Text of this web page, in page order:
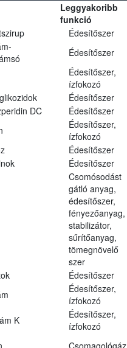
Leggyakoribb
funkció
Édesítőszer
Édesítőszer
Édesítőszer,
ízfokozó
Édesítőszer
DC
Édesítőszer
Édesítőszer,
ízfokozó
Édesítőszer
Édesítőszer
Csomósodást
gátló anyag,
édesítőszer,
fényezőanyag,
stabilizátor,
sűrítőanyag,
tömegnövelő
szer
Édesítőszer
Édesítőszer,
ízfokozó
K
Édesítőszer,
ízfokozó
Csomagológáz